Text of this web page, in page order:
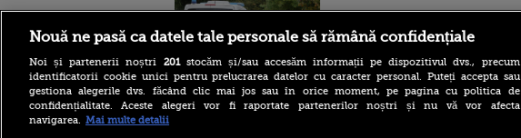
Reacția MAE după ce o
româncă a fost arestată în
Nouă ne pasă ca datele tale personale să rămână confidențiale
Noi și partenerii noștri 201stocăm și/sau accesăm informații pe dispozitivul dvs., precum
identificatorii cookie unici pentru prelucrarea datelor cu caracter personal. Puteți accepta sau
gestiona alegerile dvs. făcând clic mai jos sau în orice moment, pe pagina cu politica de
confidențialitate. Aceste alegeri vor fi raportate partenerilor noștri și nu vă vor afecta
navigarea. Mai multe detalii